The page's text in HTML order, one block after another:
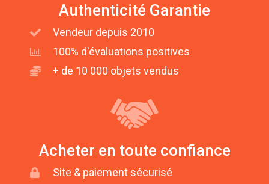
Authenticité Garantie
Vendeur depuis 2010
100% d'évaluations positives
+ de 10 000 objets vendus
Acheter en toute confiance
Site & paiement sécurisé